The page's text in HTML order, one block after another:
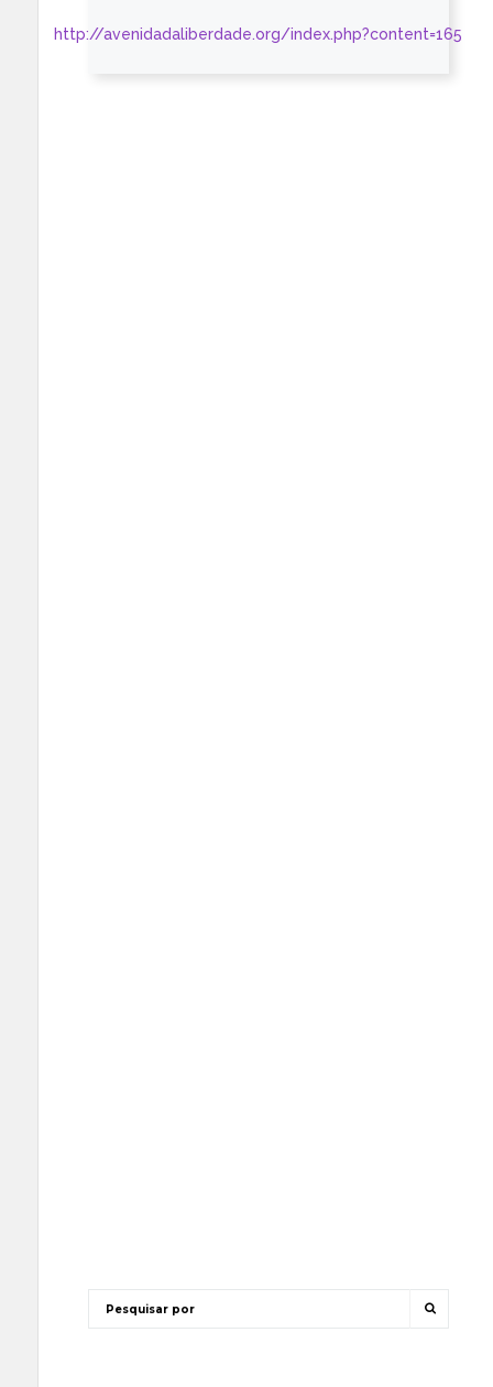
http://avenidadaliberdade.org/index.php?content=165